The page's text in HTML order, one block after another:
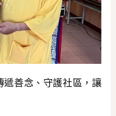
善念、守護社區，讓